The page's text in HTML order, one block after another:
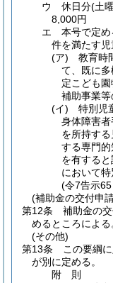
ウ
休日分(土
8,000円
エ
本号で定
件を満たす児
(ア)
教育時
て、既に
定こども
補助事業
(イ)
特別児
身体障害
を所持す
する専門
を有する
において
(令7告示
(補助金の交付申
第12条
補助金の
めるところによる
(その他)
第13条
この要綱
が別に定める。
附 則